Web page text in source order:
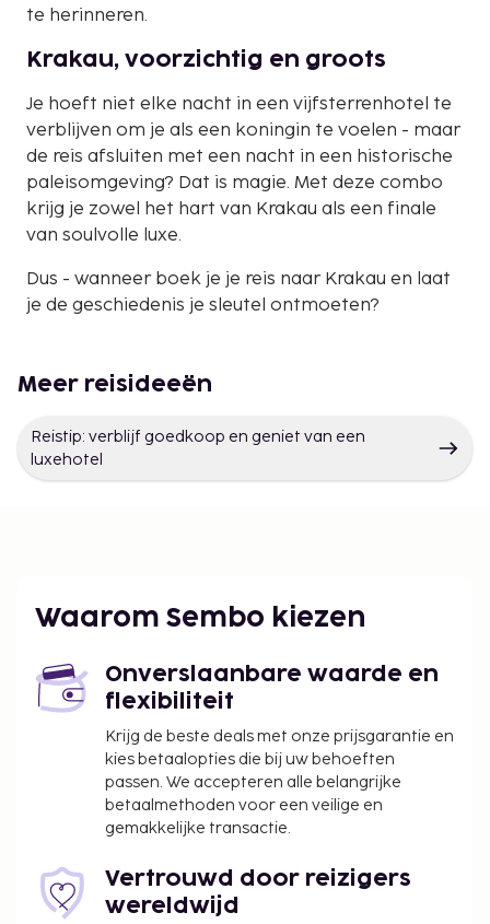
te herinneren.
Krakau, voorzichtig en groots
Je hoeft niet elke nacht in een vijfsterrenhotel te
verblijven om je als een koningin te voelen - maar
de reis afsluiten met een nacht in een historische
paleisomgeving? Dat is magie. Met deze combo
krijg je zowel het hart van Krakau als een finale
van soulvolle luxe.
Dus - wanneer boek je je reis naar Krakau en laat
je de geschiedenis je sleutel ontmoeten?
Meer reisideeën
Reistip: verblijf goedkoop en geniet van een
luxehotel
Waarom Sembo kiezen
Onverslaanbare waarde en
flexibiliteit
Krijg de beste deals met onze prijsgarantie en
kies betaalopties die bij uw behoeften
passen. We accepteren alle belangrijke
betaalmethoden voor een veilige en
gemakkelijke transactie.
Vertrouwd door reizigers
wereldwijd